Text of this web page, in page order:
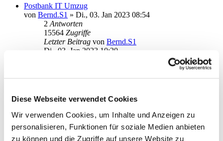
Diese Webseite verwendet Cookies
Wir verwenden Cookies, um Inhalte und Anzeigen zu
personalisieren, Funktionen für soziale Medien anbieten
zu können und die Zugriffe auf unsere Website zu
Postbank IT Umzug
von Bernd.S1 » Di., 03. Jan 2023 08:54
2 Antworten
15564 Zugriffe
Letzter Beitrag von Bernd.S1
Di., 03. Jan 2023 10:20
vonnetbit»Fr., 30. Dez 2022 09:15
17636
Letzter Beitragvon netbit
Fr., 30. Dez 2022 11:59
postbank seal one
vonFat Freddy»So., 11. Dez 2022 19:11